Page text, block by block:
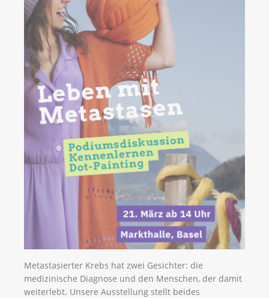
Metastasierter Krebs hat zwei Gesichter: die
medizinische Diagnose und den Menschen, der damit
weiterlebt. Unsere Ausstellung stellt beides